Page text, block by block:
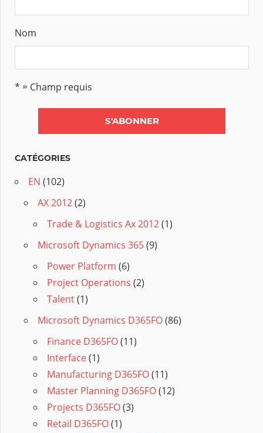
Nom
* = Champ requis
CATÉGORIES
EN (102)
AX 2012(2)
Trade & Logistics Ax 2012(1)
Microsoft Dynamics 365(9)
Power Platform (6)
Project Operations (2)
Talent(1)
Microsoft Dynamics D365FO(86)
Finance D365FO(11)
Interface(1)
Manufacturing D365FO(11)
Master Planning D365FO(12)
Projects D365FO(3)
Retail D365FO(1)